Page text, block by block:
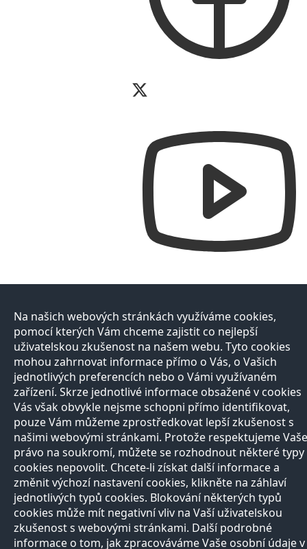
Na našich webových stránkách využíváme cookies,
pomocí kterých Vám chceme zajistit co nejlepší
uživatelskou zkušenost na našem webu. Tyto cookies
mohou zahrnovat informace přímo o Vás, o Vašich
jednotlivých preferencích nebo o Vámi využívaném
zařízení. Skrze jednotlivé informace obsažené v cookies
Vás však obvykle nejsme schopni přímo identifikovat,
pouze Vám můžeme zprostředkovat lepší zkušenost s
našimi webovými stránkami. Protože respektujeme Vaše
právo na soukromí, můžete se rozhodnout některé typy
cookies nepovolit. Chcete-li získat další informace a
změnit výchozí nastavení cookies, klikněte na záhlaví
jednotlivých typů cookies. Blokování některých typů
cookies může mít negativní vliv na Vaší uživatelskou
zkušenost s webovými stránkami. Další podrobné
informace o tom, jak zpracováváme Vaše osobní údaje v